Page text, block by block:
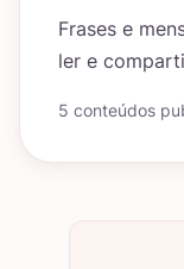
Frases e
ler e
5 conteúdos